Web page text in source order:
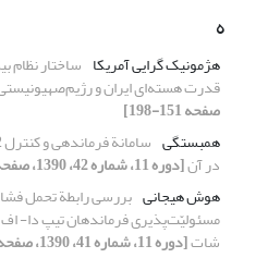
ه
هژمونیک گرایی آمریکا ساختار نظام
قدرت هسته‌ای ایران و
صفحه 151-198]
همبستگی
در آن[دوره 11، شماره 42، 1390، صفحه 43-70]
هوش هیجانی بررسی رابطة تحمل
مسئولیّت‌پذیری فرماندهان تیپ دا-
شات[دوره 11، شماره 41، 1390، صفحه 67-90]